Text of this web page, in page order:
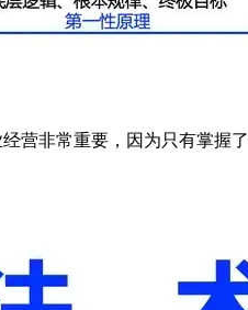
营非常重要，因为只有掌握了